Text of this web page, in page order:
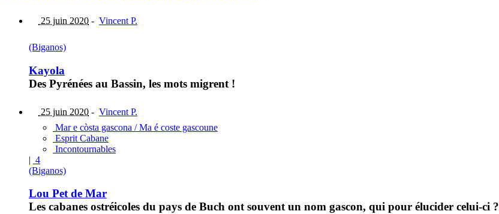
25 juin 2020 - Vincent P.
(Biganos)
Kayola
Des Pyrénées au Bassin, les mots migrent !
25 juin 2020 - Vincent P.
Mar e còsta gascona / Ma é coste gascoune
Esprit Cabane
Incontournables
| 4
(Biganos)
Lou Pet de Mar
Les cabanes ostréicoles du pays de Buch ont souvent un nom gascon, qui pour élucider celui-ci ?